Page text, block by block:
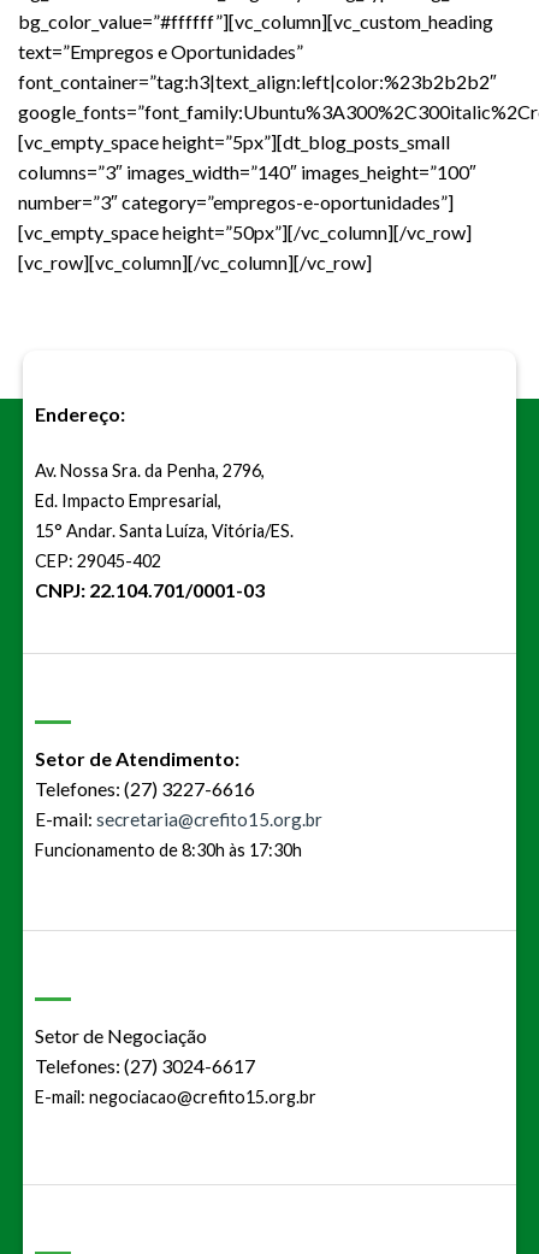
bg_color_value=”#ffffff”][vc_column][vc_custom_heading
text=”Empregos e Oportunidades”
font_container=”tag:h3|text_align:left|color:%23b2b2b2″
[vc_empty_space height=”5px”][dt_blog_posts_small
columns=”3″ images_width=”140″ images_height=”100″
number=”3″ category=”empregos-e-oportunidades”]
[vc_empty_space height=”50px”][/vc_column][/vc_row]
[vc_row][vc_column][/vc_column][/vc_row]
Endereço:
Av. Nossa Sra. da Penha, 2796,
Ed. Impacto Empresarial,
15° Andar. Santa Luíza, Vitória/ES.
CEP: 29045-402
CNPJ: 22.104.701/0001-03
Setor de Atendimento:
Telefones: (27) 3227-6616
E-mail: secretaria@crefito15.org.br
Funcionamento de 8:30h às 17:30h
Setor de Negociação
Telefones: (27) 3024-6617
E-mail: negociacao@crefito15.org.br